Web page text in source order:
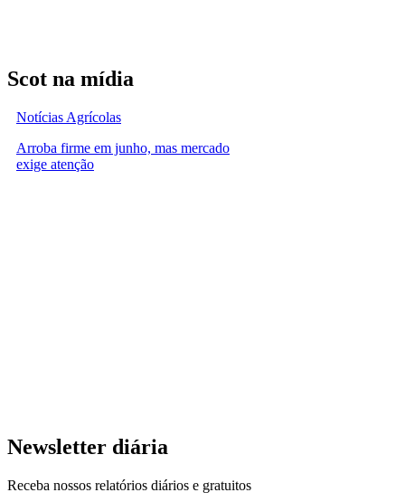
Scot na mídia
Notícias Agrícolas
Arroba firme em junho, mas mercado
exige atenção
Newsletter diária
Receba nossos relatórios diários e gratuitos